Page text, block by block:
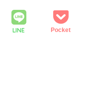
LINE Pocket